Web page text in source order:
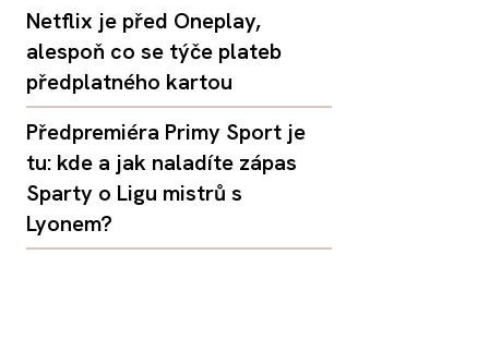
Netflix je před Oneplay,
alespoň co se týče plateb
předplatného kartou
Předpremiéra Primy Sport je
tu: kde a jak naladíte zápas
Sparty o Ligu mistrů s
Lyonem?